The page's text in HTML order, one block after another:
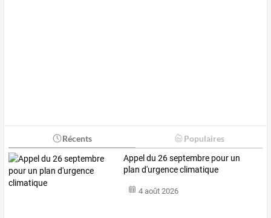
Récents Populaires
Appel du 26 septembre pour un
plan d'urgence climatique
4 août 2026